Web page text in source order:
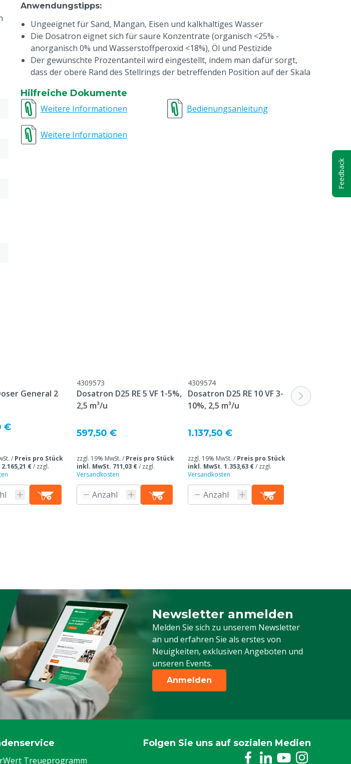
Anwendungstipps:
Ungeeignet für Sand, Mangan, Eisen und kalkhaltiges Wasser
Die Dosatron eignet sich für saure Konzentrate (organisch <25% -
anorganisch 0% und Wasserstoffperoxid <18%), Öl und Pestizide
Der gewünschte Prozentanteil wird eingestellt, indem man dafür sorgt,
dass der obere Rand des Stellrings der betreffenden Position auf der Skala
Materialeigenschaften
Pumpengehäuse: Polyacetal, EPDM
Motorkolben: Polypropylen, Polyamid, VF, Edelstahl,
Polyacetal
Hilfreiche Dokumente
Weitere Informationen
Bedienungsanleitung
Weitere Informationen
General 2
€
/ Preis pro Stück
€/ zzgl.
4309573
Dosatron D25 RE 5 VF 1-5%,
2,5 m³/u
597,50 €
zzgl. 19% MwSt. / Preis pro Stück
inkl. MwSt. 711,03 €/ zzgl.
Versandkosten
4309574
Dosatron D25 RE 10 VF 3-
10%, 2,5 m³/u
1.137,50 €
zzgl. 19% MwSt. / Preis pro Stück
inkl. MwSt. 1.353,63 €/ zzgl.
Versandkosten
Di-O-Clean
Ansaugset,
Newsletter anmelden
Melden Sie sich zu unserem Newsletter
an und erfahren Sie als erstes von
Neuigkeiten, exklusiven Angeboten und
unseren Events.
Melden Sie sich für unseren Newsletter
Anmelden
Treueprogramm
Folgen Sie uns auf sozialen Medien
Feedback